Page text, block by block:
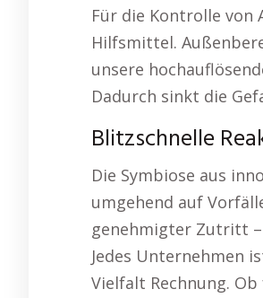
Für die Kontrolle von
Hilfsmittel.
unsere
Dadurch sinkt die
Blitzschnelle
Die Symbiose aus
umgehend auf
genehmigter Zutritt
Jedes Unternehmen
Vielfalt Rechnung.